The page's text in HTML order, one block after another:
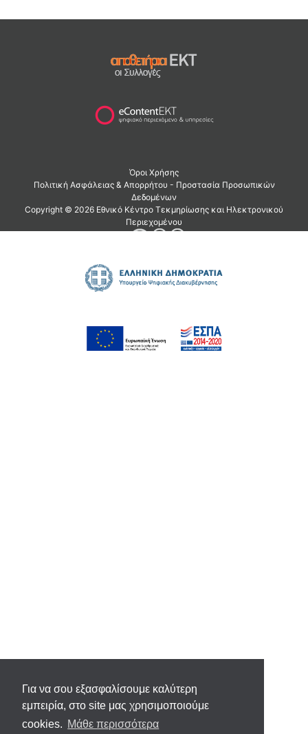
Για να σου εξασφαλίσουμε καλύτερη
εμπειρία, στο site μας χρησιμοποιούμε
cookies. Μάθε περισσότερα